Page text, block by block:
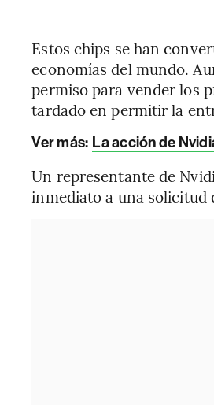
Estos chips se han
economías del mundo.
permiso para vender los
tardado en permitir la
Ver más: La acción de
Un representante de
inmediato a una solicitud